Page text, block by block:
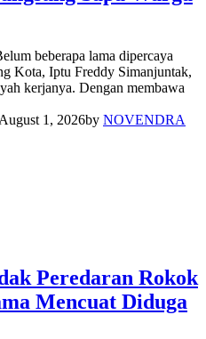
beberapa lama dipercaya
Kota, Iptu Freddy Simanjuntak,
kerjanya. Dengan membawa
August 1, 2026by NOVENDRA
Peredaran Rokok
Mencuat Diduga